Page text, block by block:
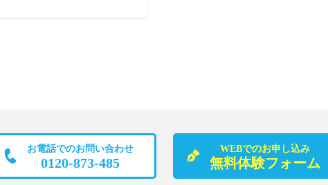
お電話でのお問い合わせ
0120-873-485
WEBでのお申し込み
無料体験フォーム